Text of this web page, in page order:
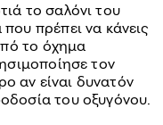
το σαλόνι του
πρέπει να κάνεις
το όχημα
τον
αν είναι δυνατόν
του οξυγόνου.